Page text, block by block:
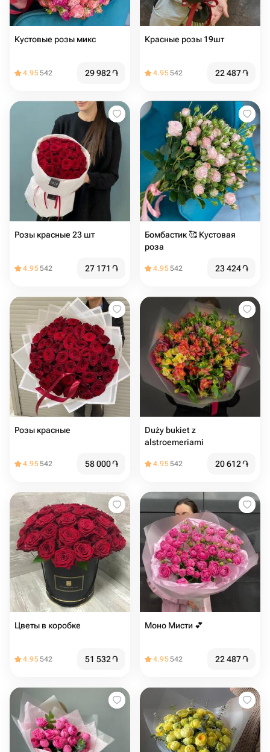
Кустовые розы микс
4.95542 29 982֏
Красные розы 19шт
4.95542 22 487֏
Розы красные 23 шт
4.95542 27 171 ֏
Бомбастик 🥰 Кустовая
роза
4.95542 23 424֏
Розы красные
4.95542 58 000֏
Duży bukiet z
alstroemeriami
4.95542 20 612֏
Цветы в коробке
4.95542 51 532֏
Моно Мисти 💕
4.95542 22 487֏